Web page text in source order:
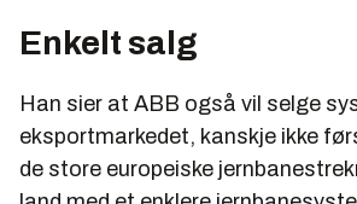
Enkelt salg
Han sier at ABB også vil selge
eksportmarkedet, kanskje ikke
de store europeiske